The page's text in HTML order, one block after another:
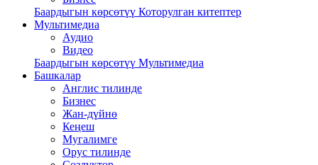
Баардыгын көрсөтүү Которулган китептер
Мультимедиа
Аудио
Видео
Баардыгын көрсөтүү Мультимедиа
Башкалар
Англис тилинде
Бизнес
Жан-дүйнө
Кеңеш
Мугалимге
Орус тилинде